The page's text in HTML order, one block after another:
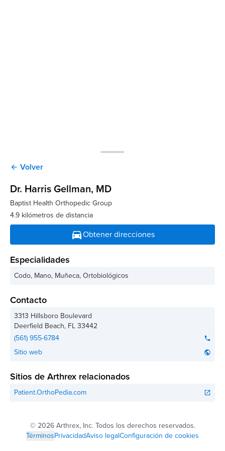
arrow_back Volver
Dr. Harris Gellman, MD
Baptist Health Orthopedic Group
4.9 kilómetros de distancia
directions_carObtener direcciones
Especialidades
Codo, Mano, Muñeca, Ortobiológicos
Contacto
3313 Hillsboro Boulevard
Deerfield Beach, FL33442
(561) 955-6784
phone
Sitio web public
Sitios de Arthrex relacionados
Patient.OrthoPedia.com open_in_new
© 2026 Arthrex, Inc. Todos los derechos reservados.
TérminosPrivacidadAviso legalConfiguración de cookies